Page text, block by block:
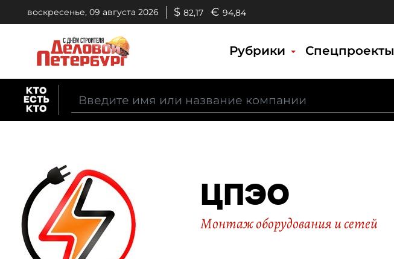
воскресенье, 09 августа 2026 $ 82,17 € 94,84
Рубрики Спецпроекты
ЦПЭО
Монтаж оборудования и сетей